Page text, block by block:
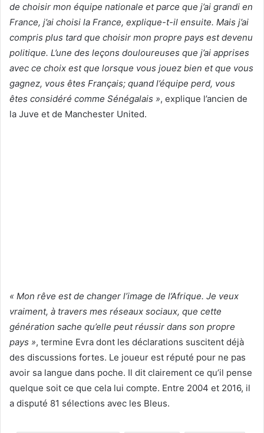
de choisir mon équipe nationale et parce que j’ai grandi en
France, j’ai choisi la France, explique-t-il ensuite. Mais j’ai
compris plus tard que choisir mon propre pays est devenu
politique. L’une des leçons douloureuses que j’ai apprises
avec ce choix est que lorsque vous jouez bien et que vous
gagnez, vous êtes Français; quand l’équipe perd, vous
êtes considéré comme Sénégalais », explique l’ancien de
la Juve et de Manchester United.
« Mon rêve est de changer l’image de l’Afrique. Je veux
vraiment, à travers mes réseaux sociaux, que cette
génération sache qu’elle peut réussir dans son propre
pays », termine Evra dont les déclarations suscitent déjà
des discussions fortes. Le joueur est réputé pour ne pas
avoir sa langue dans poche. Il dit clairement ce qu’il pense
quelque soit ce que cela lui compte. Entre 2004 et 2016, il
a disputé 81 sélections avec les Bleus.